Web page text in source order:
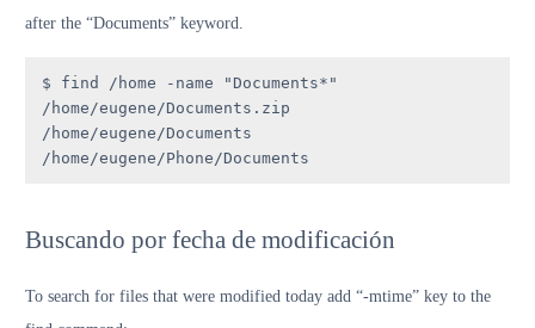
after the “Documents” keyword.
$ find /home -name "Documents*"
/home/eugene/Documents.zip
/home/eugene/Documents
/home/eugene/Phone/Documents
Buscando por fecha de modificación
To search for files that were modified today add “-mtime” key to the